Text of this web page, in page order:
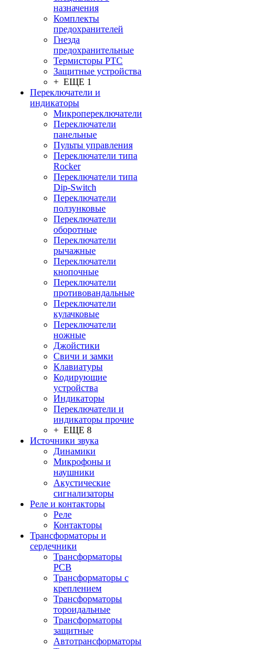
назначения
Комплекты
предохранителей
Гнезда
предохранительные
Термисторы PTC
Защитные устройства
+ ЕЩЕ 1
Переключатели и
индикаторы
Микропереключатели
Переключатели
панельные
Пульты управления
Переключатели типа
Rocker
Переключатели типа
Dip-Switch
Переключатели
ползунковые
Переключатели
оборотные
Переключатели
рычажные
Переключатели
кнопочные
Переключатели
противовандальные
Переключатели
кулачковые
Переключатели
ножные
Джойстики
Свичи и замки
Клавиатуры
Кодирующие
устройства
Индикаторы
Переключатели и
индикаторы прочие
+ ЕЩЕ 8
Источники звука
Динамики
Микрофоны и
наушники
Акустические
сигнализаторы
Реле и контакторы
Реле
Контакторы
Трансформаторы и
сердечники
Трансформаторы
PCB
Трансформаторы с
креплением
Трансформаторы
тороидальные
Трансформаторы
защитные
Автотрансформаторы